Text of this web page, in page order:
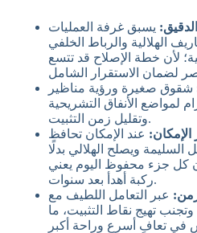
يسبق غرفة العمليات
الهلالية والرباط الخلفي
لأن خطة الإصلاح قد تتسع
شقوق صغيرة ورؤية مناظير
لمواضع الأنفاق التشريحية
وتقليل زمن التثبيت.
عند الإمكان تحافظ
السليمة ويصلح الهلالي بدلًا
كل جزء محفوظ اليوم يعني
ركبة أهدأ بعد سنوات.
عبر التعامل اللطيف مع
وتجنب تهيج نقاط التثبيت، ما